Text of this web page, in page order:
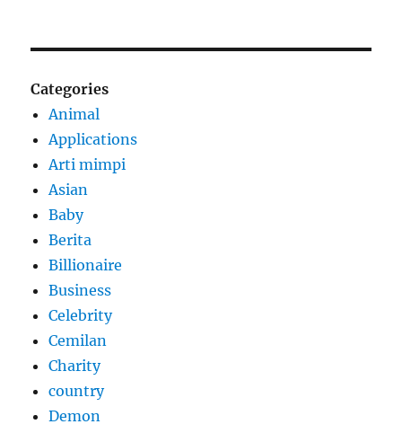
Categories
Animal
Applications
Arti mimpi
Asian
Baby
Berita
Billionaire
Business
Celebrity
Cemilan
Charity
country
Demon